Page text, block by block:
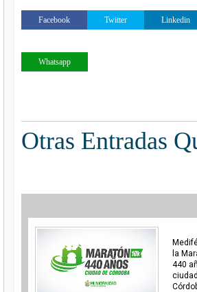
Facebook Twitter Linkedin
Whatsapp
Otras Entradas
la
440